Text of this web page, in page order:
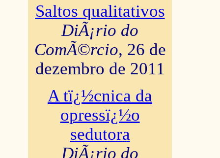
Saltos qualitativos
DiÃ¡rio do
ComÃ©rcio, 26 de
dezembro de 2011
A tï¿½cnica da
opressï¿½o
sedutora
DiÃ¡rio do